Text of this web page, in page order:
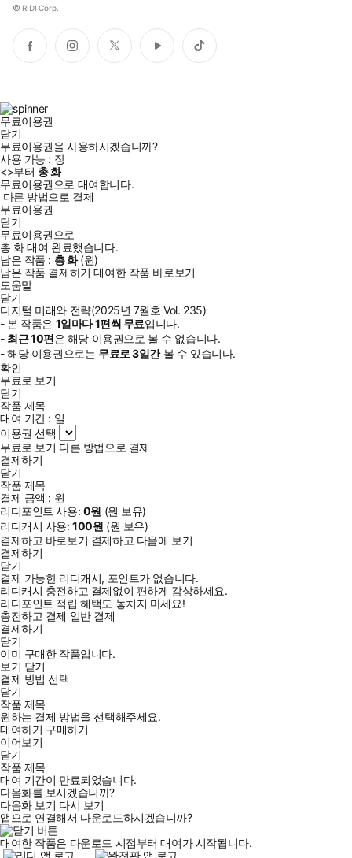
© RIDI Corp.
페
이
인
스
트
위
유
튜
틱
톡
무료이용권
닫기
무료이용권을 사용하시겠습니까?
사용 가능 : 장
<>부터 총화
무료이용권으로 대여합니다.
다른 방법으로 결제
무료이용권
닫기
무료이용권으로
총 화대여 완료했습니다.
남은 작품 : 총화(원)
남은 작품 결제하기 대여한 작품 바로보기
도움말
닫기
디지털 미래와 전략(2025년 7월호 Vol. 235)
- 본 작품은 1일마다1편씩 무료입니다.
- 최근10편은 해당 이용권으로 볼 수 없습니다.
- 해당 이용권으로는 무료로3일간볼 수 있습니다.
확인
무료로 보기
닫기
작품 제목
대여 기간 : 일
이용권 선택
무료로 보기 다른 방법으로 결제
결제하기
닫기
작품 제목
결제 금액 : 원
리디포인트 사용: 0원 (원 보유)
리디캐시 사용:100원 (원 보유)
결제하고 바로보기 결제하고 다음에 보기
결제하기
닫기
결제 가능한 리디캐시, 포인트가 없습니다.
리디캐시 충전하고 결제없이 편하게 감상하세요.
리디포인트 적립 혜택도 놓치지 마세요!
충전하고 결제 일반 결제
결제하기
닫기
이미 구매한 작품입니다.
보기 닫기
결제 방법 선택
닫기
작품 제목
원하는 결제 방법을 선택해주세요.
대여하기 구매하기
이어보기
닫기
작품 제목
대여 기간이 만료되었습니다.
다음화를 보시겠습니까?
다음화 보기 다시 보기
앱으로 연결해서 다운로드하시겠습니까?
대여한 작품은 다운로드 시점부터 대여가 시작됩니다.